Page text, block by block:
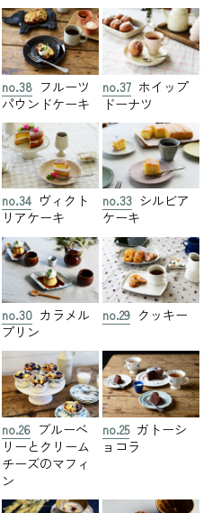
no.38 フルーツ
パウンドケーキ
no.37 ホイップ
ドーナツ
no.34 ヴィクト
リアケーキ
no.33 シルビア
ケーキ
no.30 カラメル
プリン
no.29 クッキー
no.26 ブルーベ
リーとクリーム
チーズのマフィ
ン
no.25 ガトーシ
ョコラ